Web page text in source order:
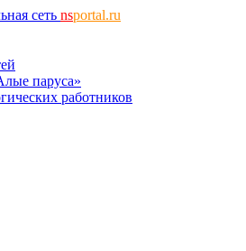
сеть nsportal.ru
паруса»
работников